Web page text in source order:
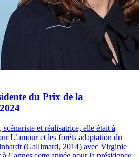
du Prix de la
et réalisatrice, elle était à
L’amour et les forêts adaptation du
(Gallimard, 2014) avec Virginie